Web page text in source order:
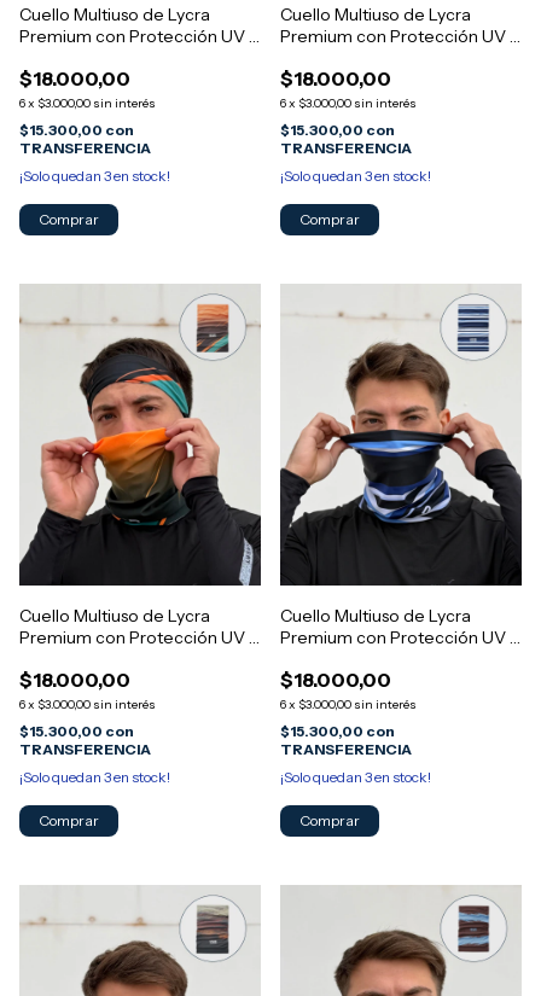
Cuello Multiuso de Lycra
Premium con Protección UV -
$18.000,00
6x $3.000,00 sin interés
$15.300,00 con
TRANSFERENCIA
¡Solo quedan 3en stock!
Cuello Multiuso de Lycra
Premium con Protección UV -
$18.000,00
6x $3.000,00 sin interés
$15.300,00 con
TRANSFERENCIA
¡Solo quedan 3en stock!
Cuello Multiuso de Lycra
Premium con Protección UV -
$18.000,00
6x $3.000,00 sin interés
$15.300,00 con
TRANSFERENCIA
¡Solo quedan 3en stock!
Cuello Multiuso de Lycra
Premium con Protección UV -
$18.000,00
6x $3.000,00 sin interés
$15.300,00 con
TRANSFERENCIA
¡Solo quedan 3en stock!